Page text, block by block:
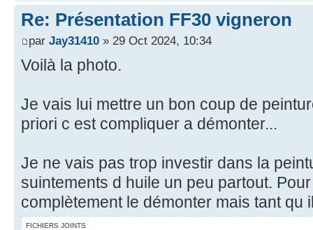
Re: Présentation FF30 vigneron
par Jay31410 » 29 Oct 2024, 10:34
Voilà la photo.
Je vais lui mettre un bon coup de
priori c est compliquer a démonter...
Je ne vais pas trop investir dans la
suintements d huile un peu partout.
complètement le démonter mais tant qu
FICHIERS JOINTS